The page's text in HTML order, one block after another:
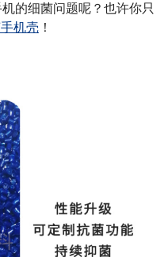
的细菌问题呢？ 也许你只
机壳 ！